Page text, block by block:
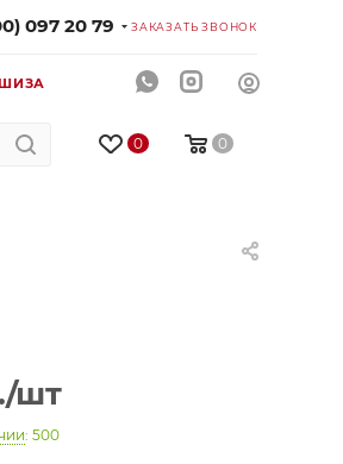
097 20 79 ЗАКАЗАТЬ ЗВОНОК
0 0
/шт
: 500